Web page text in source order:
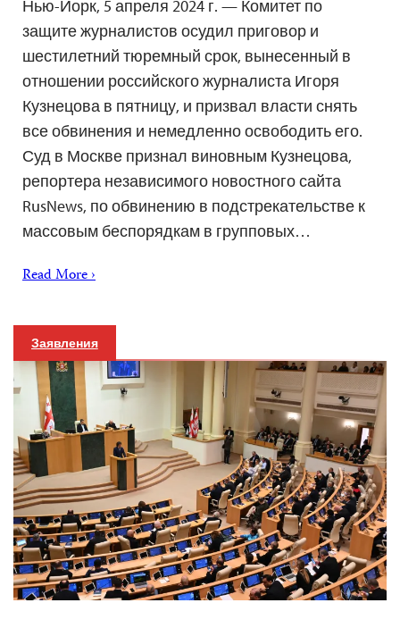
Нью-Йорк, 5 апреля 2024 г. — Комитет по
защите журналистов осудил приговор и
шестилетний тюремный срок, вынесенный в
отношении российского журналиста Игоря
Кузнецова в пятницу, и призвал власти снять
все обвинения и немедленно освободить его.
Суд в Москве признал виновным Кузнецова,
репортера независимого новостного сайта
RusNews, по обвинению в подстрекательстве к
массовым беспорядкам в групповых…
Read More ›
Заявления